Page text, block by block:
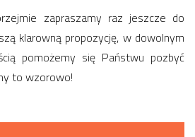
zapraszamy raz jeszcze do
klarowną propozycję, w dowolnym
pomożemy się Państwu pozbyć
to wzorowo!